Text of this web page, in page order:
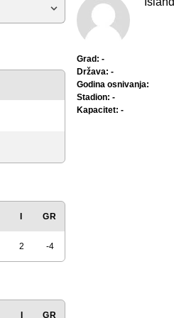
GR
2 -4
GR
Grad: -
Država: -
Godina osnivanja:
Stadion: -
Kapacitet: -